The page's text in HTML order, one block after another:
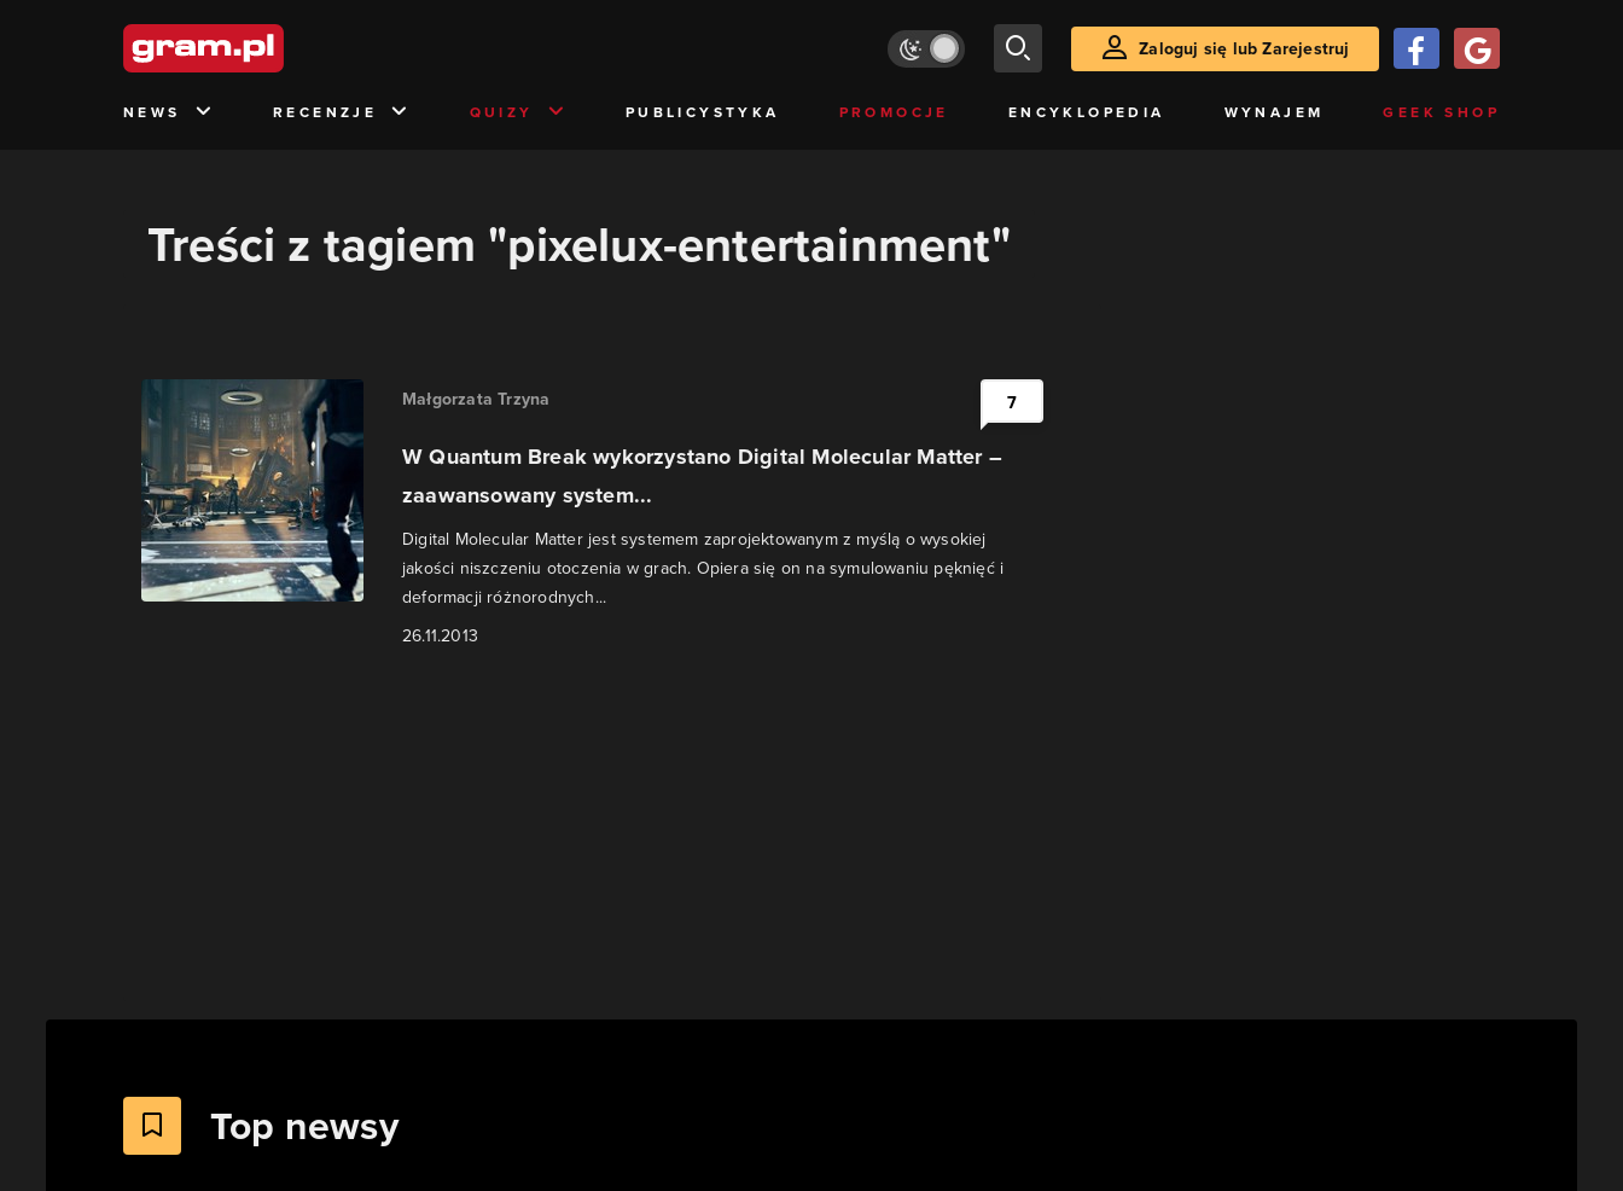
Zaloguj się lub Zarejestruj
NEWS RECENZJE QUIZY PUBLICYSTYKA PROMOCJE ENCYKLOPEDIA WYNAJEM GEEK SHOP
Treści z tagiem "pixelux-entertainment"
Małgorzata Trzyna
W Quantum Break wykorzystano Digital Molecular Matter –
zaawansowany system...
Digital Molecular Matter jest systemem zaprojektowanym z myślą o wysokiej
jakości niszczeniu otoczenia w grach. Opiera się on na symulowaniu pęknięć i
deformacji różnorodnych...
26.11.2013
7
Top newsy